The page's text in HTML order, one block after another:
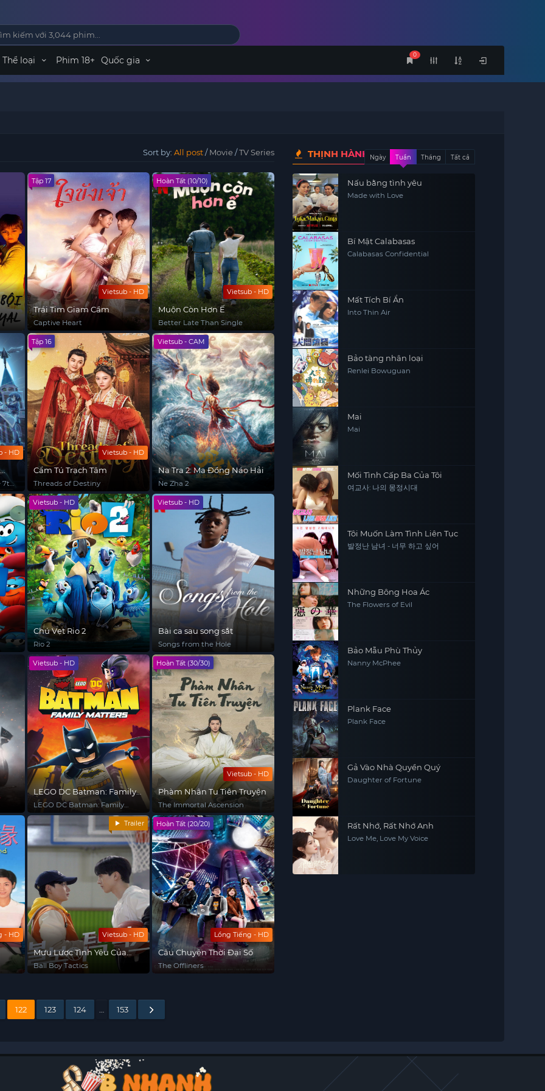
0
Thể loại Phim 18+ Quốc gia
Sort by: All post/Movie/TV Series
Vietsub - HD
Tập 17
Trái Tim Giam Cầm
Captive Heart
Vietsub - HD
Hoàn Tất (10/10)
Muộn Còn Hơn Ế
Better Late Than Single
- HD
7th
Vietsub - HD
Tập 16
Cẩm Tú Trạch Tâm
Threads of Destiny
Vietsub - CAM
Na Tra 2: Ma Đồng Náo Hải
Ne Zha 2
Vietsub - HD
Chú Vẹt Rio 2
Rio 2
Vietsub - HD
Bài ca sau song sắt
Songs from the Hole
Vietsub - HD
LEGO DC Batman: Family
Matters
LEGO DC Batman: Family
Matters
Vietsub - HD
Hoàn Tất (30/30)
Phàm Nhân Tu Tiên Truyện
The Immortal Ascension
- HD Vietsub - HD
Trailer
Mưu Lược Tình Yêu Của
Chàng Nhặt Bóng
Ball Boy Tactics
Lồng Tiếng - HD
Hoàn Tất (20/20)
Câu Chuyện Thời Đại Số
The Offliners
122 123 124 153
THỊNH HÀNHNgày Tuần Tháng Tất cả
Nấu bằng tình yêu
Made with Love
Bí Mật Calabasas
Calabasas Confidential
Mất Tích Bí Ẩn
Into Thin Air
Bảo tàng nhân loại
Renlei Bowuguan
Mai
Mai
Mối Tình Cấp Ba Của Tôi
여교사: 나의 몽정시대
Tôi Muốn Làm Tình Liên Tục
발정난 남녀 - 너무 하고 싶어
Những Bông Hoa Ác
The Flowers of Evil
Bảo Mẫu Phù Thủy
Nanny McPhee
Plank Face
Plank Face
Gả Vào Nhà Quyền Quý
Daughter of Fortune
Rất Nhớ, Rất Nhớ Anh
Love Me, Love My Voice